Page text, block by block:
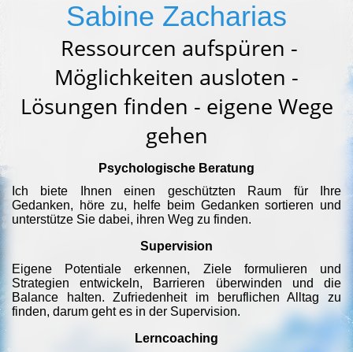
Sabine Zacharias
Ressourcen aufspüren -
Möglichkeiten ausloten -
Lösungen finden - eigene Wege
gehen
Psychologische Beratung
Ich biete Ihnen einen geschützten Raum für Ihre
Gedanken, höre zu, helfe beim Gedanken sortieren und
unterstütze Sie dabei, ihren Weg zu finden.
Supervision
Eigene Potentiale erkennen, Ziele formulieren und
Strategien entwickeln, Barrieren überwinden und die
Balance halten. Zufriedenheit im beruflichen Alltag zu
finden, darum geht es in der Supervision.
Lerncoaching